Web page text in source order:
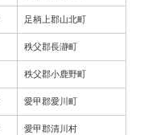
足柄上郡山北町
秩父郡長瀞町
秩父郡小鹿野町
愛甲郡愛川町
愛甲郡清川村